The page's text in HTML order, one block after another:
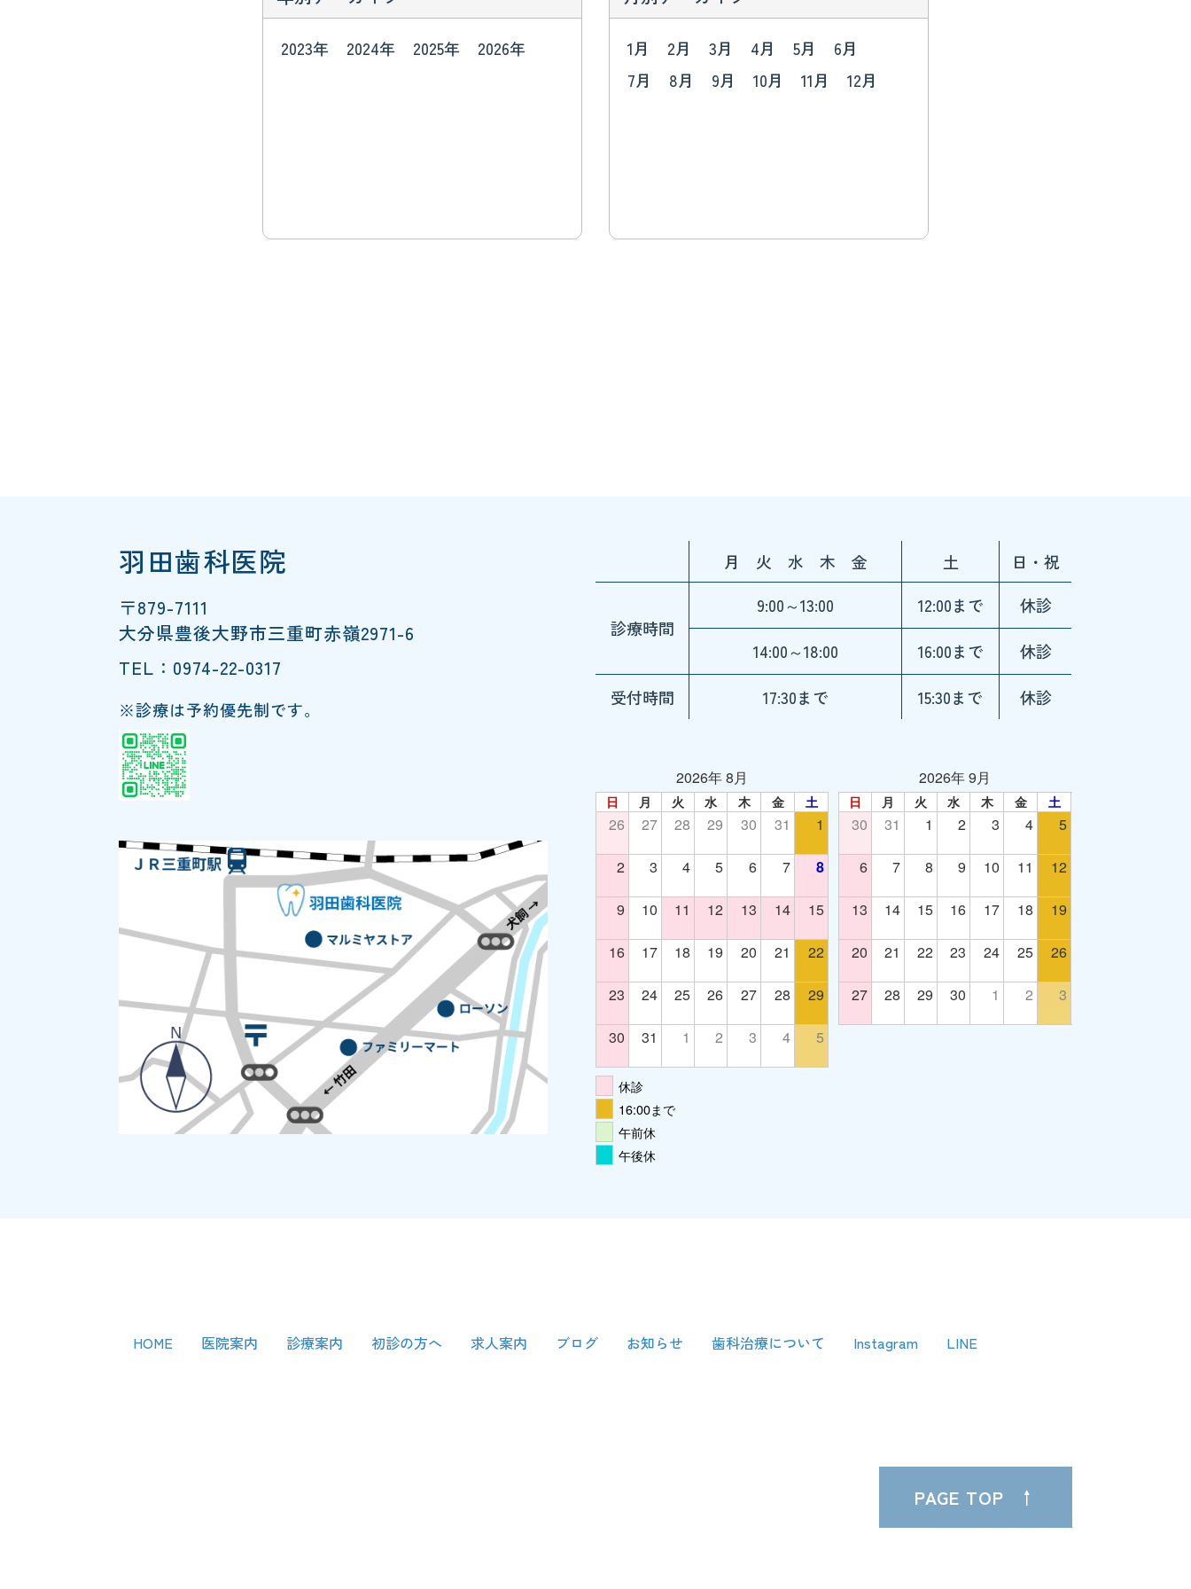
2023年 2024年 2025年 2026年 1月 2月 3月 4月 5月
6月
7月
8月 9月 10月 11月 12月
羽田歯科医院
〒879-7111
大分県豊後大野市三重町赤嶺2971-6
TEL：0974-22-0317
※診療は予約優先制です。
月 火 水 木 金 土 日・祝
診療時間
9:00～13:00 12:00まで
休診
14:00～18:00
16:00まで
休診
受付時間
17:30まで 15:30まで 休診
2026年 8月
日 月 火 水 木 金 土
26 27 28 29 30 31 1
2 3 4 5 6 7 8
9 10 11 12 13 14 15
16 17 18 19 20 21 22
23 24 25 26 27 28 29
30 31 1 2 3 4 5
2026年 9月
日 月 火 水 木 金 土
30 31 1 2 3 4 5
6 7 8 9 10 11 12
13 14 15 16 17 18 19
20 21 22 23 24 25 26
27 28 29 30 1 2 3
休診
16:00まで
午前休
午後休
HOME 医院案内 診療案内 初診の方へ 求人案内 ブログ お知らせ 歯科治療について Instagram LINE
PAGE TOP